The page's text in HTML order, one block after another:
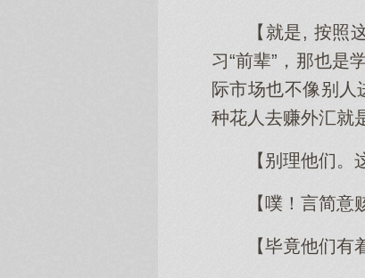
【就是, 按照
习“前辈”，那也是
际市场也不像别人
种花人去赚外汇就
【别理他们
【噗！言简意
【毕竟他们